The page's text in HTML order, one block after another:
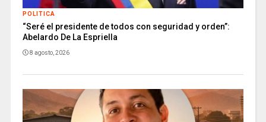
POLITICA
“Seré el presidente de todos con seguridad y orden”:
Abelardo De La Espriella
8 agosto, 2026